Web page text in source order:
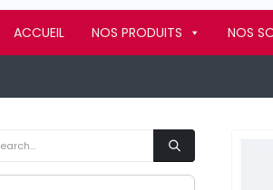
ACCUEIL NOS PRODUITS NOS